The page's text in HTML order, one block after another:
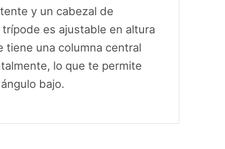
y un cabezal de
es ajustable en altura
tiene una columna central
lo que te permite
bajo.